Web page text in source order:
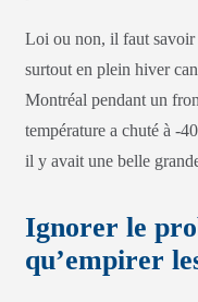
Loi ou non, il faut savoir
surtout en plein hiver
Montréal pendant un
température a chuté à -
il y avait une belle
Ignorer le
qu’empirer